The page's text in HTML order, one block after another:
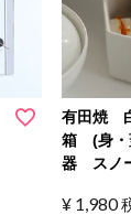
有田焼
箱 (身
器 スノ
¥ 1,980